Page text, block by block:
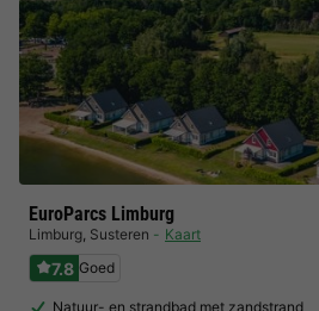
EuroParcs Limburg
Limburg, Susteren Kaart
7.8 Goed
Natuur- en strandbad met zandstrand